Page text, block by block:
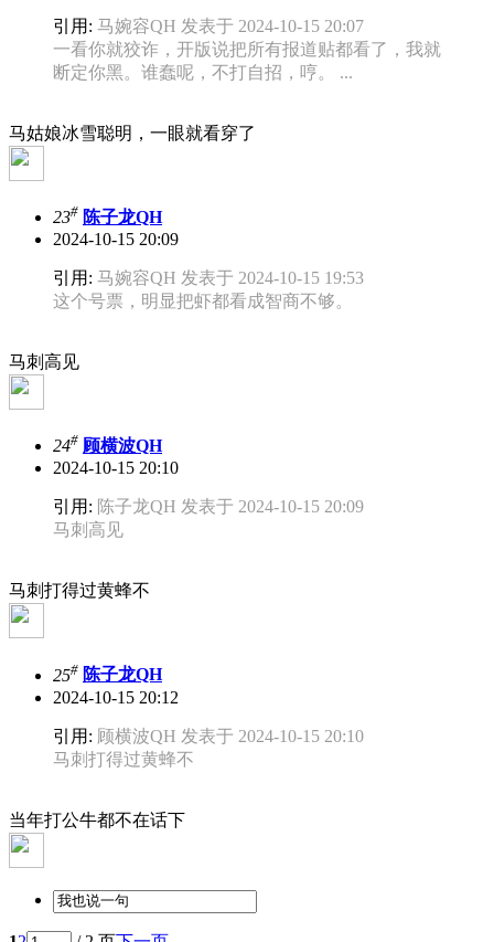
引用: 马婉容QH 发表于 2024-10-15 20:07
一看你就狡诈，开版说把所有报道贴都看了，我就
断定你黑。谁蠢呢，不打自招，哼。 ...
马姑娘冰雪聪明，一眼就看穿了
23# 陈子龙QH
2024-10-15 20:09
引用: 马婉容QH 发表于 2024-10-15 19:53
这个号票，明显把虾都看成智商不够。
马刺高见
24# 顾横波QH
2024-10-15 20:10
引用: 陈子龙QH 发表于 2024-10-15 20:09
马刺高见
马刺打得过黄蜂不
25# 陈子龙QH
2024-10-15 20:12
引用: 顾横波QH 发表于 2024-10-15 20:10
马刺打得过黄蜂不
当年打公牛都不在话下